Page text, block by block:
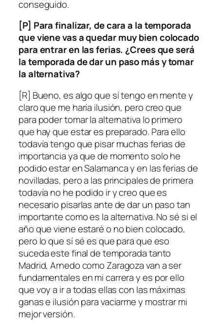
conseguido.
[P] Para finalizar, de cara a la temporada
que viene vas a quedar muy bien colocado
para entrar en las ferias. ¿Crees que será
la temporada de dar un paso más y tomar
la alternativa?
[R] Bueno, es algo que sí tengo en mente y
claro que me haría ilusión, pero creo que
para poder tomar la alternativa lo primero
que hay que estar es preparado. Para ello
todavía tengo que pisar muchas ferias de
importancia ya que de momento solo he
podido estar en Salamanca y en las ferias de
novilladas, pero a las principales de primera
todavía no he podido ir y creo que es
necesario pisarlas ante de dar un paso tan
importante como es la alternativa. No sé si el
año que viene estaré o no bien colocado,
pero lo que sí sé es que para que eso
suceda este final de temporada tanto
Madrid, Arnedo como Zaragoza van a ser
fundamentales en mi carrera y es por ello
que voy a ir a todas ellas con las máximas
ganas e ilusión para vaciarme y mostrar mi
mejor versión.